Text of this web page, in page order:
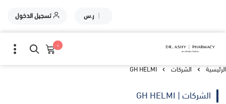
| ر.س تسجيل الدخول
٠
الرئيسية الشركات GH HELMI
الشركات | GH HELMI